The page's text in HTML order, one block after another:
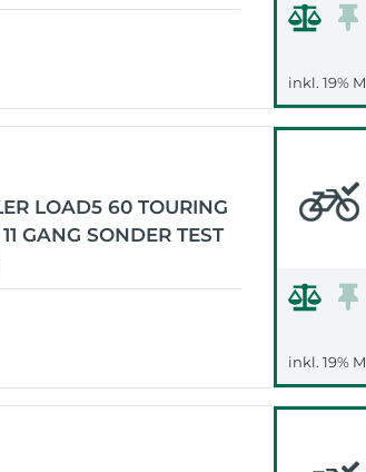
inkl. 19%
LOAD5 60 TOURING
GANG SONDER TEST
inkl. 19%